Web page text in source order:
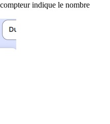
indique le nombre